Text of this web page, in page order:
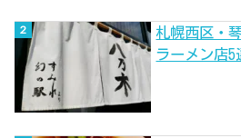
札幌西区・
ラーメン店5